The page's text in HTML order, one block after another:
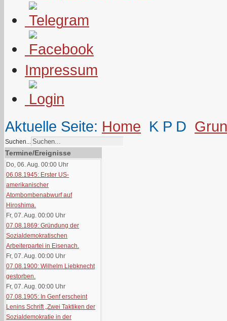
Impressum
Aktuelle Seite: Home K P D
Suchen...
Termine/Ereignisse
Do, 06. Aug. 00:00 Uhr
06.08.1945: Erster US-
amerikanischer
Atombombenabwurf auf
Hiroshima.
Fr, 07. Aug. 00:00 Uhr
07.08.1869: Gründung der
Sozialdemokratischen
Arbeiterpartei in Eisenach.
Fr, 07. Aug. 00:00 Uhr
07.08.1900: Wilhelm Liebknecht
gestorben.
Fr, 07. Aug. 00:00 Uhr
07.08.1905: In Genf erscheint
Lenins Schrift „Zwei Taktiken der
Sozialdemokratie in der